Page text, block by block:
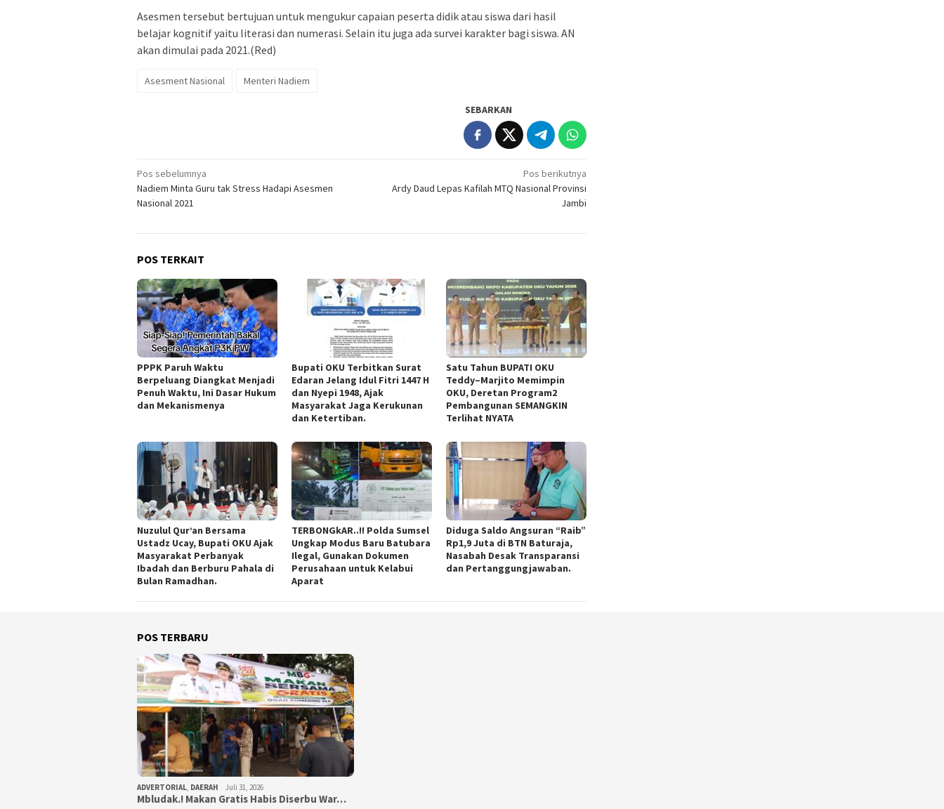
Asesmen tersebut bertujuan untuk mengukur capaian peserta didik atau siswa dari hasil
belajar kognitif yaitu literasi dan numerasi. Selain itu juga ada survei karakter bagi siswa. AN
akan dimulai pada 2021.(Red)
Asesment Nasional Menteri Nadiem
SEBARKAN
Navigasi
pos
Pos sebelumnya
Nadiem Minta Guru tak Stress Hadapi Asesmen
Nasional 2021
Pos berikutnya
Ardy Daud Lepas Kafilah MTQ Nasional Provinsi
Jambi
POS TERKAIT
PPPK Paruh Waktu
Berpeluang Diangkat Menjadi
Penuh Waktu, Ini Dasar Hukum
dan Mekanismenya
Bupati OKU Terbitkan Surat
Edaran Jelang Idul Fitri 1447 H
dan Nyepi 1948, Ajak
Masyarakat Jaga Kerukunan
dan Ketertiban.
Satu Tahun BUPATI OKU
Teddy–Marjito Memimpin
OKU, Deretan Program2
Pembangunan SEMANGKIN
Terlihat NYATA
Nuzulul Qur’an Bersama
Ustadz Ucay, Bupati OKU Ajak
Masyarakat Perbanyak
Ibadah dan Berburu Pahala di
Bulan Ramadhan.
TERBONGkAR..!! Polda Sumsel
Ungkap Modus Baru Batubara
Ilegal, Gunakan Dokumen
Perusahaan untuk Kelabui
Aparat
Diduga Saldo Angsuran “Raib”
Rp1,9 Juta di BTN Baturaja,
Nasabah Desak Transparansi
dan Pertanggungjawaban.
POS TERBARU
ADVERTORIAL, DAERAH Juli 31, 2026
Mbludak.! Makan Gratis Habis Diserbu War…